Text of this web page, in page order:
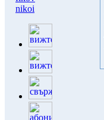
nikoi